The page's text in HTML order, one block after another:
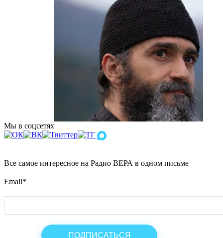
Мы в соцсетях
Все самое интересное на Радио ВЕРА в одном письме
Email*